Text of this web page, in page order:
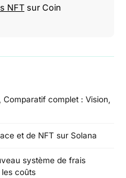
NFT sur Coin
complet : Vision,
et de NFT sur Solana
système de frais
coûts